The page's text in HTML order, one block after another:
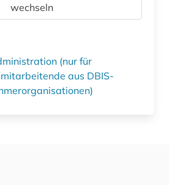
wechseln
(nur für
aus DBIS-